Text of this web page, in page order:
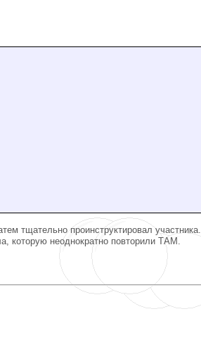
тщательно проинструктировал участника.
которую неоднократно повторили ТАМ.